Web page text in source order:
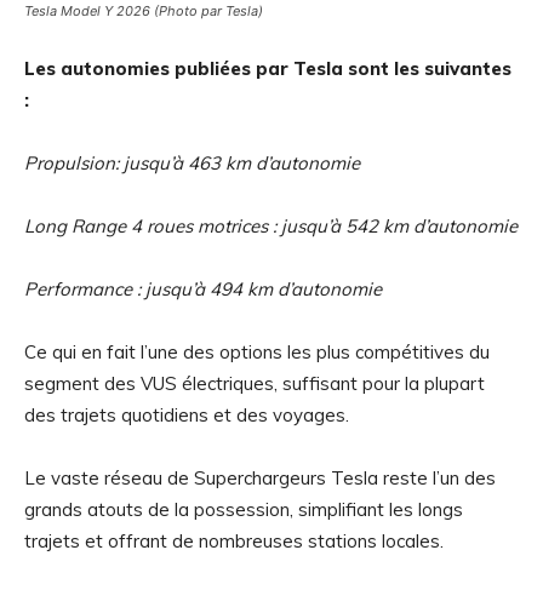
Tesla Model Y 2026 (Photo par Tesla)
Les autonomies publiées par Tesla sont les suivantes
:
Propulsion: jusqu’à 463 km d’autonomie
Long Range 4 roues motrices : jusqu’à 542 km d’autonomie
Performance : jusqu’à 494 km d’autonomie
Ce qui en fait l’une des options les plus compétitives du
segment des VUS électriques, suffisant pour la plupart
des trajets quotidiens et des voyages.
Le vaste réseau de Superchargeurs Tesla reste l’un des
grands atouts de la possession, simplifiant les longs
trajets et offrant de nombreuses stations locales.